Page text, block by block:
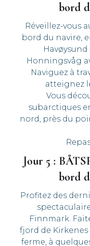
bord
Réveillez-vous
bord du navire,
Honningsvåg
Naviguez à
atteignez
Vous
subarctiques
nord, près du
Jour 5 :
bord
Profitez des
Finnmark.
fjord de
ferme, à